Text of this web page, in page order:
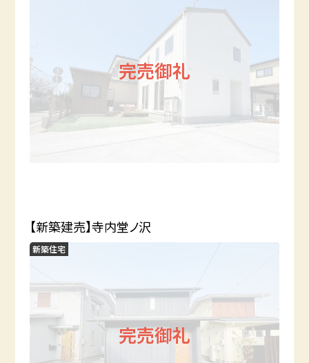
完売御礼
【新築建売】寺内堂ノ沢
新築住宅
完売御礼